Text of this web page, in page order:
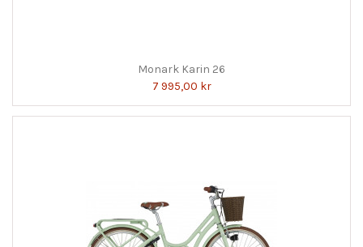
Monark Karin 26
7 995,00 kr